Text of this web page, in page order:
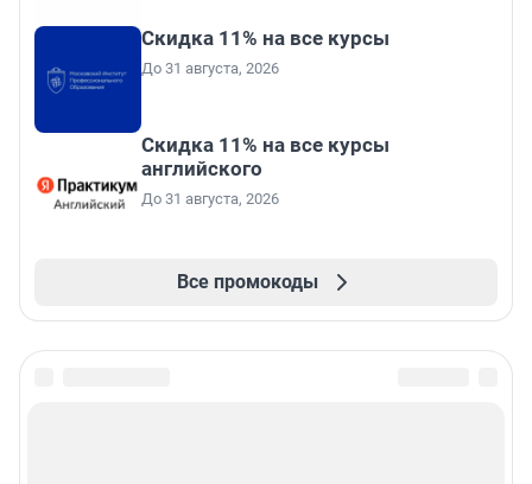
Скидка 11% на все курсы
До 31 августа, 2026
Скидка 11% на все курсы
английского
До 31 августа, 2026
Все промокоды